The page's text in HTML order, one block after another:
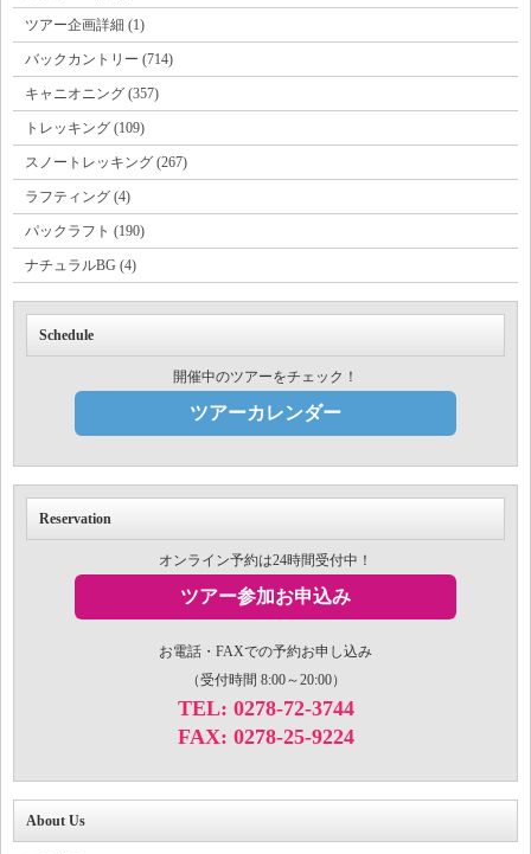
ツアー企画詳細 (1)
バックカントリー (714)
キャニオニング (357)
トレッキング (109)
スノートレッキング (267)
ラフティング (4)
パックラフト (190)
ナチュラルBG (4)
Schedule
開催中のツアーをチェック！
ツアーカレンダー
Reservation
オンライン予約は24時間受付中！
ツアー参加お申込み
お電話・FAXでの予約お申し込み
（受付時間 8:00～20:00）
TEL: 0278-72-3744
FAX: 0278-25-9224
About Us